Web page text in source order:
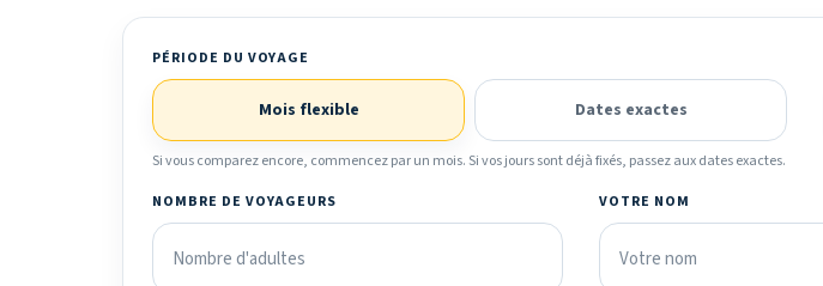
PÉRIODE DU VOYAGE
Mois flexible Dates exactes
Si vous comparez encore, commencez par un mois. Si vos jours sont déjà fixés, passez aux dates exactes.
NOMBRE DE VOYAGEURS VOTRE NOM